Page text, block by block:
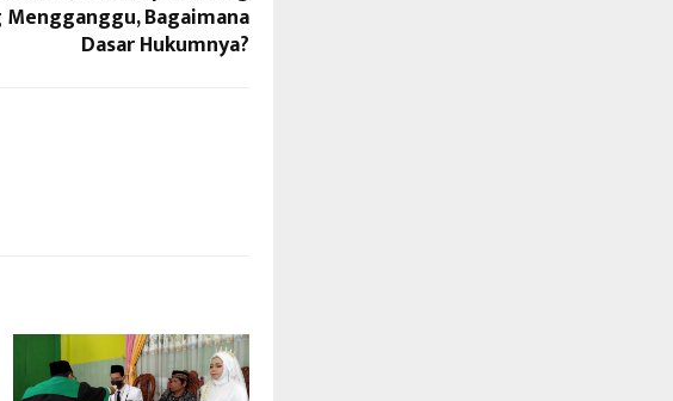
Mengganggu, Bagaimana
Dasar Hukumnya?